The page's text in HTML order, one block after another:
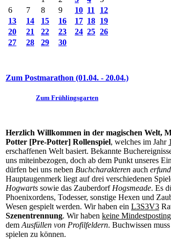
6
7 8 9 10 11
12
13
14 15 16 17 18 19
20
21 22 23 24 25 26
27
28 29 30
Zum Postmarathon (01.04. - 20.04.)
Zum Frühlingsgarten
Herzlich Willkommen in der magischen Welt,
Potter [Pre-Potter] Rollenspiel, welches im Jahr
erschaffenen Welt basiert. Bekannte
uns miteinbezogen, doch ab dem Punkt unseres
dürfen bei uns neben Buchcharakteren auch
Hauptaugenmerk liegt auf drei verschiedenen
Hogwarts sowie das Zauberdorf Hogsmeade. Es
Phoenixordens, Todesser, sonstige Hexen und
Wesen gespielt werden. Wir haben ein L3S3V3
Szenentrennung. Wir haben keine
dem Ausfüllen von Profilfeldern. Buchwissen
spielen zu können.